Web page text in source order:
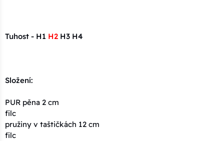
Tuhost - H1 H2 H3 H4
Složení:
PUR pěna 2 cm
filc
pružiny v taštičkách 12 cm
filc